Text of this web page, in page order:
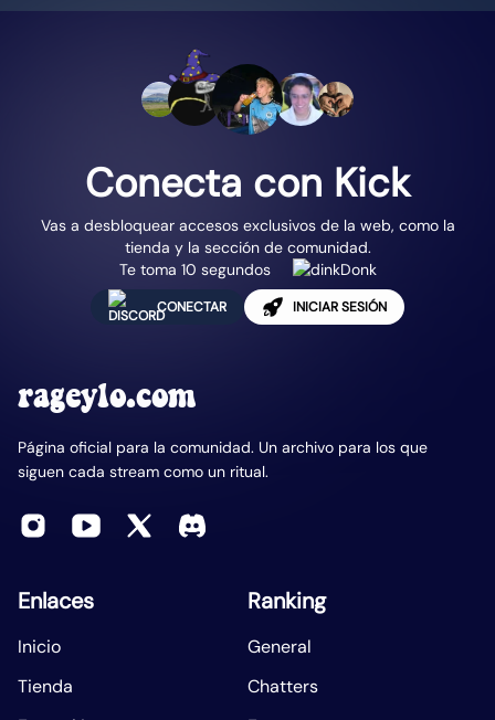
Conecta con Kick
Vas a desbloquear accesos exclusivos de la web, como la
tienda y la sección de comunidad.
Te toma 10 segundos
CONECTAR INICIAR SESIÓN
rageylo.com
Página oficial para la comunidad. Un archivo para los que
siguen cada stream como un ritual.
Enlaces
Inicio
Tienda
Ranking
General
Chatters